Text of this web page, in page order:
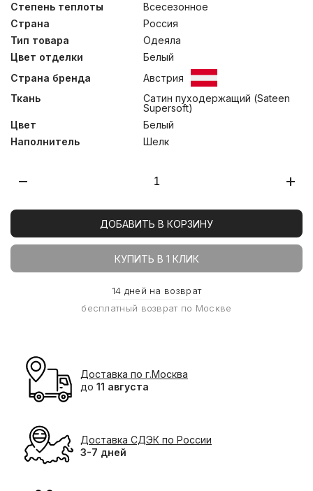
Степень теплоты
Всесезонное
Страна
Россия
Тип товара
Одеяла
Цвет отделки
Белый
Страна бренда
Австрия
Ткань
Сатин пуходержащий (Sateen
Supersoft)
Цвет
Белый
Наполнитель
Шелк
ДОБАВИТЬ В КОРЗИНУ
КУПИТЬ В 1 КЛИК
14 дней на возврат
бесплатный возврат по Москве
Доставка по г.Москва
до 11 августа
Доставка СДЭК по России
3-7 дней